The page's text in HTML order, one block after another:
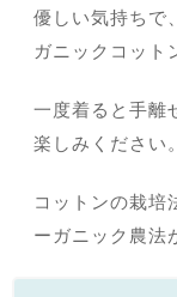
優しい気持ちで
ガニックコット
一度着ると手離
楽しみください。
コットンの栽培
ーガニック農法